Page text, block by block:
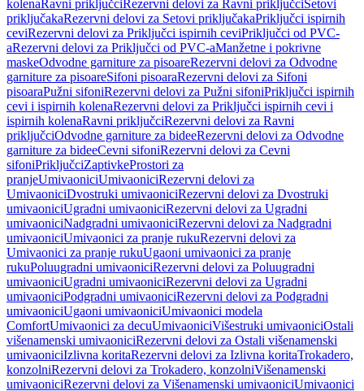
kolenaRavni priključciRezervni delovi za Ravni priključciSetovi
priključakaRezervni delovi za Setovi priključakaPriključci ispirnih
ceviRezervni delovi za Priključci ispirnih ceviPriključci od PVC-
aRezervni delovi za Priključci od PVC-aManžetne i pokrivne
maskeOdvodne garniture za pisoareRezervni delovi za Odvodne
garniture za pisoareSifoni pisoaraRezervni delovi za Sifoni
pisoaraPužni sifoniRezervni delovi za Pužni sifoniPriključci ispirnih
cevi i ispirnih kolenaRezervni delovi za Priključci ispirnih cevi i
ispirnih kolenaRavni priključciRezervni delovi za Ravni
priključciOdvodne garniture za bideeRezervni delovi za Odvodne
garniture za bideeCevni sifoniRezervni delovi za Cevni
sifoniPriključciZaptivkeProstori za
pranjeUmivaoniciUmivaoniciRezervni delovi za
UmivaoniciDvostruki umivaoniciRezervni delovi za Dvostruki
umivaoniciUgradni umivaoniciRezervni delovi za Ugradni
umivaoniciNadgradni umivaoniciRezervni delovi za Nadgradni
umivaoniciUmivaonici za pranje rukuRezervni delovi za
Umivaonici za pranje rukuUgaoni umivaonici za pranje
rukuPoluugradni umivaoniciRezervni delovi za Poluugradni
umivaoniciUgradni umivaoniciRezervni delovi za Ugradni
umivaoniciPodgradni umivaoniciRezervni delovi za Podgradni
umivaoniciUgaoni umivaoniciUmivaonici modela
ComfortUmivaonici za decuUmivaoniciVišestruki umivaoniciOstali
višenamenski umivaoniciRezervni delovi za Ostali višenamenski
umivaoniciIzlivna koritaRezervni delovi za Izlivna koritaTrokadero,
konzolniRezervni delovi za Trokadero, konzolniVišenamenski
umivaoniciRezervni delovi za Višenamenski umivaoniciUmivaonici